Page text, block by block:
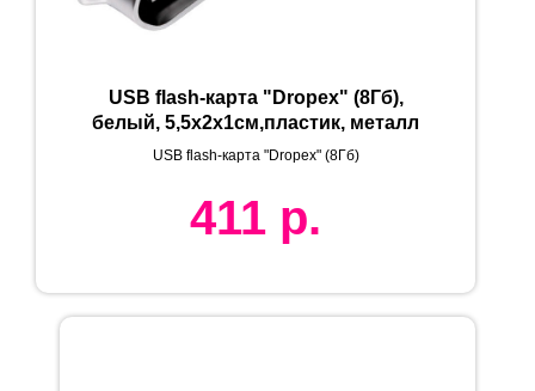
USB flash-карта "Dropex" (8Гб),
белый, 5,5х2х1см,пластик, металл
USB flash-карта "Dropex" (8Гб)
411 р.